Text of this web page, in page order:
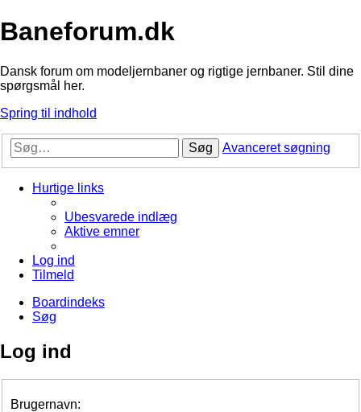
Baneforum.dk
Dansk forum om modeljernbaner og rigtige jernbaner. Stil dine
spørgsmål her.
Spring til indhold
Søg Avanceret søgning
Hurtige links
Ubesvarede indlæg
Aktive emner
Log ind
Tilmeld
Boardindeks
Søg
Log ind
Brugernavn: